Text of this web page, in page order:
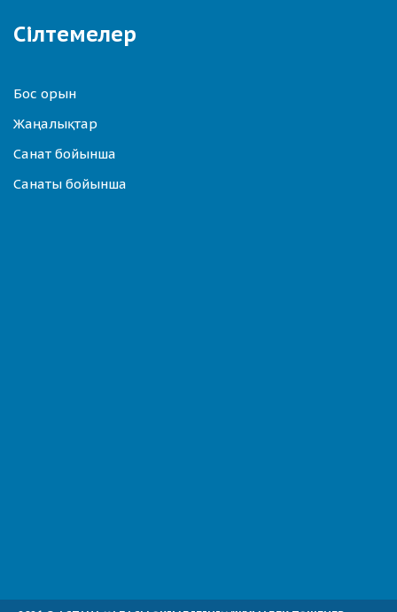
Сілтемелер
Бос орын
Жаңалықтар
Санат бойынша
Санаты бойынша